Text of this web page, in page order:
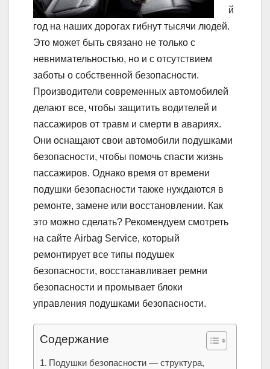
й
год на наших дорогах гибнут тысячи людей.
Это может быть связано не только с
невнимательностью, но и с отсутствием
заботы о собственной безопасности.
Производители современных автомобилей
делают все, чтобы защитить водителей и
пассажиров от травм и смерти в авариях.
Они оснащают свои автомобили подушками
безопасности, чтобы помочь спасти жизнь
пассажиров. Однако время от времени
подушки безопасности также нуждаются в
ремонте, замене или восстановлении. Как
это можно сделать? Рекомендуем смотреть
на сайте Airbag Service, который
ремонтирует все типы подушек
безопасности, восстанавливает ремни
безопасности и промывает блоки
управления подушками безопасности.
Содержание
Подушки безопасности — структура,